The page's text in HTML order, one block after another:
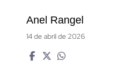
Anel Rangel
14 de abril de 2026